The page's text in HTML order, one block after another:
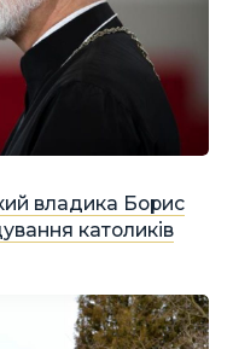
владика Борис
католиків